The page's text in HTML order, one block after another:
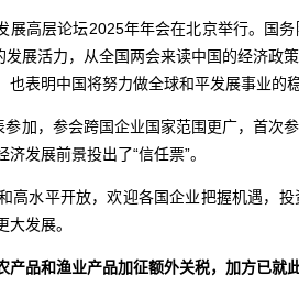
展高层论坛2025年年会在北京举行。国
发展活力，从全国两会来读中国的经济政
表明中国将努力做全球和平发展事业的
加，参会跨国企业国家范围更广，首次
发展前景投出了“信任票”。
高水平开放，欢迎各国企业把握机遇，
发展。
产品和渔业产品加征额外关税，加方已就